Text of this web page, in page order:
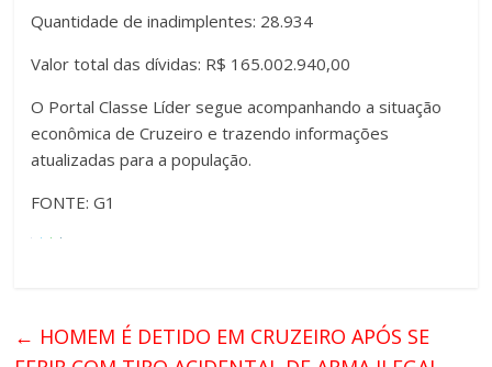
Quantidade de inadimplentes: 28.934
Valor total das dívidas: R$ 165.002.940,00
O Portal Classe Líder segue acompanhando a situação
econômica de Cruzeiro e trazendo informações
atualizadas para a população.
FONTE: G1
← HOMEM É DETIDO EM CRUZEIRO APÓS SE